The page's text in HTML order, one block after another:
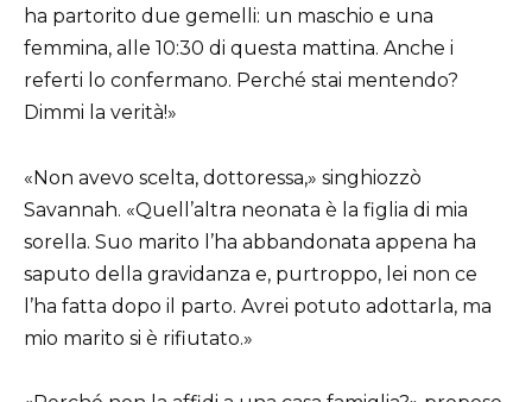
ha partorito due gemelli: un maschio e una
femmina, alle 10:30 di questa mattina. Anche i
referti lo confermano. Perché stai mentendo?
Dimmi la verità!»
«Non avevo scelta, dottoressa,» singhiozzò
Savannah. «Quell’altra neonata è la figlia di mia
sorella. Suo marito l’ha abbandonata appena ha
saputo della gravidanza e, purtroppo, lei non ce
l’ha fatta dopo il parto. Avrei potuto adottarla, ma
mio marito si è rifiutato.»